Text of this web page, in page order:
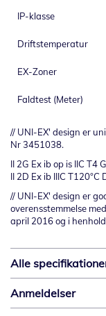
IP-klasse
Driftstemperatur
EX-Zoner
Faldtest (Meter)
// UNI-EX' design er
Nr 3451038.
II 2G Ex ib op is IIC T4
II 2D Ex ib IIIC T120°C
// UNI-EX' design er
overensstemmelse
april 2016 og i henhold
Alle
Anmeldelser